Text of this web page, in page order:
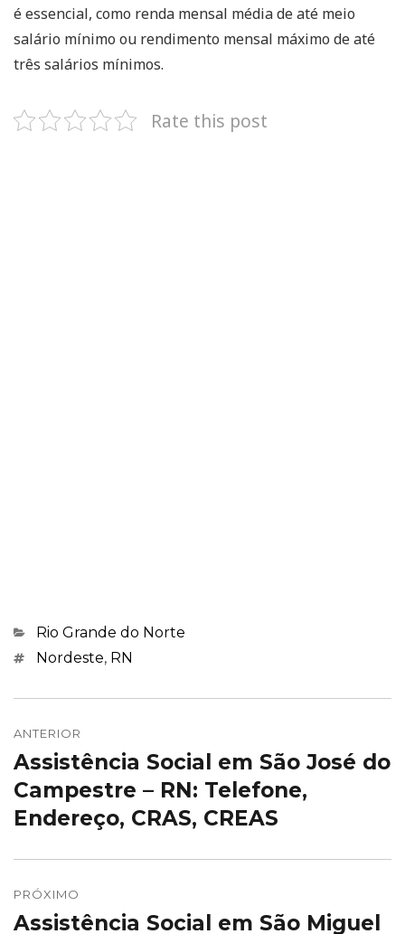
é essencial, como renda mensal média de até meio
salário mínimo ou rendimento mensal máximo de até
três salários mínimos.
Rate this post
Categorias
Rio Grande do Norte
Marcações
Nordeste, RN
de
Post
ANTERIOR
Post
anterior:
Assistência Social em São José do
Campestre – RN: Telefone,
Endereço, CRAS, CREAS
PRÓXIMO
Próximo
Assistência Social em São Miguel